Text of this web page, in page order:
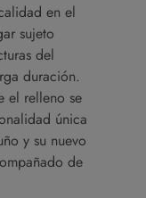
en el
sujeto
del
duración.
el relleno se
única
y su nuevo
de